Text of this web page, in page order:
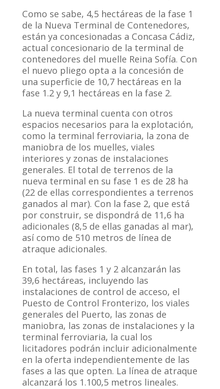
Como se sabe, 4,5 hectáreas de la fase 1
de la Nueva Terminal de Contenedores,
están ya concesionadas a Concasa Cádiz,
actual concesionario de la terminal de
contenedores del muelle Reina Sofía. Con
el nuevo pliego opta a la concesión de
una superficie de 10,7 hectáreas en la
fase 1.2 y 9,1 hectáreas en la fase 2.
La nueva terminal cuenta con otros
espacios necesarios para la explotación,
como la terminal ferroviaria, la zona de
maniobra de los muelles, viales
interiores y zonas de instalaciones
generales. El total de terrenos de la
nueva terminal en su fase 1 es de 28 ha
(22 de ellas correspondientes a terrenos
ganados al mar). Con la fase 2, que está
por construir, se dispondrá de 11,6 ha
adicionales (8,5 de ellas ganadas al mar),
así como de 510 metros de línea de
atraque adicionales.
En total, las fases 1 y 2 alcanzarán las
39,6 hectáreas, incluyendo las
instalaciones de control de acceso, el
Puesto de Control Fronterizo, los viales
generales del Puerto, las zonas de
maniobra, las zonas de instalaciones y la
terminal ferroviaria, la cual los
licitadores podrán incluir adicionalmente
en la oferta independientemente de las
fases a las que opten. La línea de atraque
alcanzará los 1.100,5 metros lineales.